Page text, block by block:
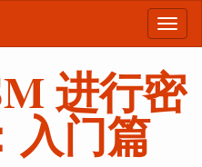
进行密
入门篇